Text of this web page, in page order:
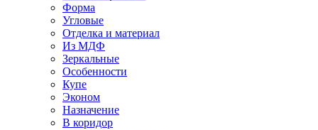
Форма
Угловые
Отделка и материал
Из МДФ
Зеркальные
Особенности
Купе
Эконом
Назначение
В коридор